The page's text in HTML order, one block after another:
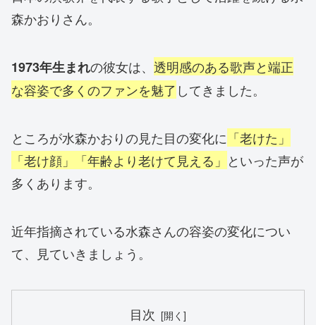
森かおりさん。
1973年生まれの彼女は、 透明感のある歌声と端正
な容姿で多くのファンを魅了 してきました。
ところが水森かおりの見た目の変化に 「老けた」
「老け顔」「年齢より老けて見える」 といった声が
多くあります。
近年指摘されている水森さんの容姿の変化につい
て、見ていきましょう。
目次